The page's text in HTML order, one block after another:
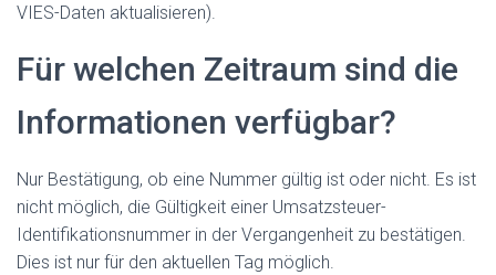
VIES-Daten aktualisieren).
Für welchen Zeitraum sind die
Informationen verfügbar?
Nur Bestätigung, ob eine Nummer gültig ist oder nicht. Es ist
nicht möglich, die Gültigkeit einer Umsatzsteuer-
Identifikationsnummer in der Vergangenheit zu bestätigen.
Dies ist nur für den aktuellen Tag möglich.